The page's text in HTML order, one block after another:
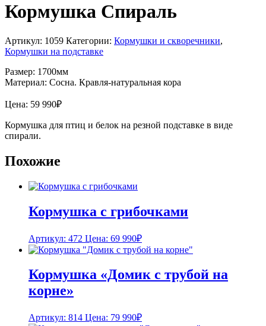
Кормушка Спираль
Артикул: 1059 Категории: Кормушки и скворечники,
Кормушки на подставке
Размер: 1700мм
Материал: Сосна. Кравля-натуральная кора
Цена: 59 990₽
Кормушка для птиц и белок на резной подставке в виде
спирали.
Похожие
Кормушка с грибочками
Артикул: 472 Цена: 69 990₽
Кормушка «Домик с трубой на
корне»
Артикул: 814 Цена: 79 990₽